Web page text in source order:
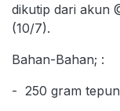
dikutip dari akun
(10/7).
Bahan-Bahan; :
- 250 gram